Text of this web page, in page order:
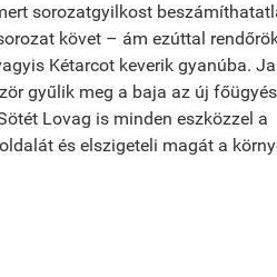
sorozatgyilkost
követ – ám ezúttal
Kétarcot keverik gyanúba.
gyűlik meg a baja az új
Lovag is minden eszközzel a
és elszigeteli magát a